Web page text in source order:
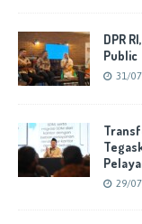
DPR
Public
31/
29/